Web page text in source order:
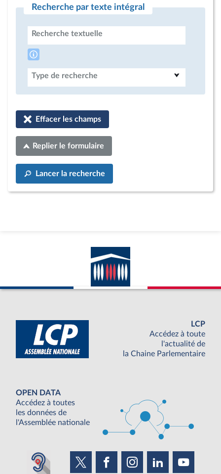
Recherche par texte intégral
Recherche textuelle
Type de recherche
Effacer les champs
Replier le formulaire
Lancer la recherche
LCP
Accédez à toute
l'actualité de
la Chaine Parlementaire
OPEN DATA
Accédez à toutes
les données de
l'Assemblée nationale